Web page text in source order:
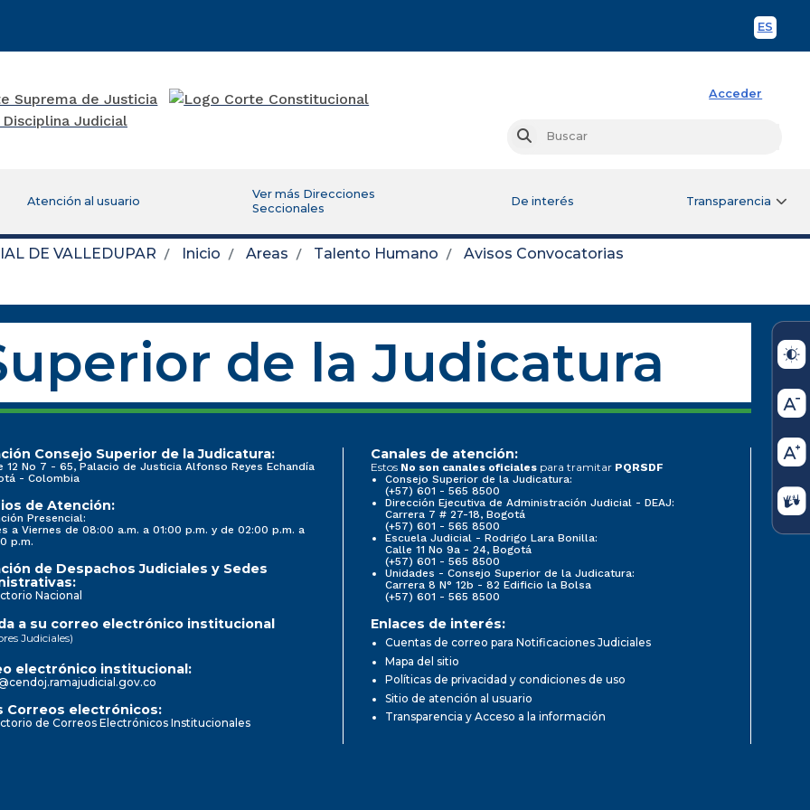
ES
Acceder
Buscar
Atención al usuario
Ver más Direcciones
Seccionales
De interés Transparencia
DE VALLEDUPAR Inicio Areas Talento Humano
Avisos Convocatorias
de la Judicatura
Consejo Superior de la Judicatura:
12 No 7 - 65, Palacio de Justicia Alfonso Reyes Echandía
- Colombia
de Atención:
Presencial:
a Viernes de 08:00 a.m. a 01:00 p.m. y de 02:00 p.m. a
p.m.
de Despachos Judiciales y Sedes
Nacional
Canales de atención:
Estos No son canales oficiales para tramitar PQRSDF
Consejo Superior de la Judicatura:
(+57) 601 - 565 8500
Dirección Ejecutiva de Administración Judicial - DEAJ:
Carrera 7 # 27-18, Bogotá
(+57) 601 - 565 8500
Escuela Judicial - Rodrigo Lara Bonilla:
Calle 11 No 9a - 24, Bogotá
(+57) 601 - 565 8500
Unidades - Consejo Superior de la Judicatura:
Carrera 8 N° 12b - 82 Edificio la Bolsa
(+57) 601 - 565 8500
a su correo electrónico institucional
Judiciales)
electrónico institucional:
Correos electrónicos:
de Correos Electrónicos Institucionales
Enlaces de interés:
Cuentas de correo para Notificaciones Judiciales
Mapa del sitio
Políticas de privacidad y condiciones de uso
Sitio de atención al usuario
Transparencia y Acceso a la información